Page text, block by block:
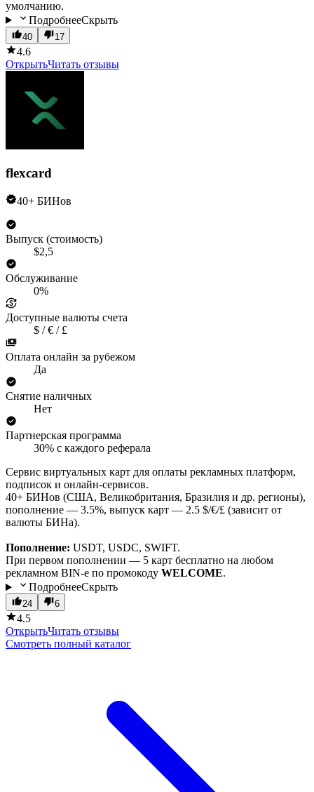
умолчанию.
ПодробнееСкрыть
40 17
4.6
ОткрытьЧитать отзывы
flexcard
40+ БИНов
Выпуск (стоимость)
$2,5
Обслуживание
0%
Доступные валюты счета
$ / € / £
Оплата онлайн за рубежом
Да
Снятие наличных
Нет
Партнерская программа
30% с каждого реферала
Сервис виртуальных карт для оплаты рекламных платформ,
подписок и онлайн-сервисов.
40+ БИНов (США, Великобритания, Бразилия и др. регионы),
пополнение — 3.5%, выпуск карт — 2.5 $/€/£ (зависит от
валюты БИНа).
Пополнение: USDT, USDC, SWIFT.
При первом пополнении — 5 карт бесплатно на любом
рекламном BIN-е по промокоду WELCOME.
ПодробнееСкрыть
24 6
4.5
ОткрытьЧитать отзывы
Смотреть полный каталог